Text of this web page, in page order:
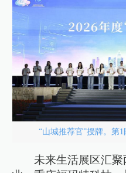
“山城推荐官”授牌。第
未来生活展区汇